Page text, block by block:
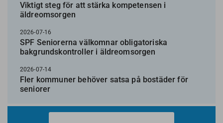
Viktigt steg för att stärka kompetensen i
äldreomsorgen
2026-07-16
SPF Seniorerna välkomnar obligatoriska
bakgrundskontroller i äldreomsorgen
2026-07-14
Fler kommuner behöver satsa på bostäder för
seniorer